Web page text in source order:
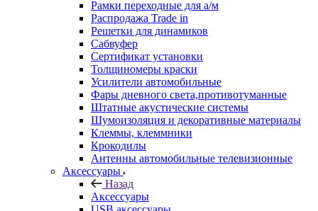
Рамки переходные для а/м
Распродажа Trade in
Решетки для динамиков
Сабвуфер
Сертификат установки
Толщиномеры краски
Усилители автомобильные
Фары дневного света,противотуманные
Штатные акустические системы
Шумоизоляция и декоративные материалы
Клеммы, клеммники
Крокодилы
Антенны автомобильные телевизионные
Аксессуары
Назад
Аксессуары